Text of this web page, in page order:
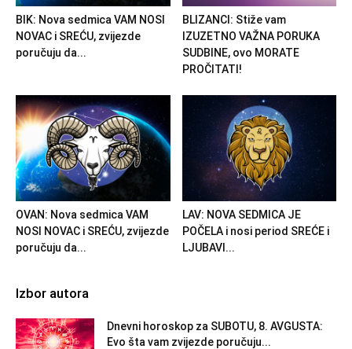
BIK: Nova sedmica VAM NOSI
NOVAC i SREĆU, zvijezde
poručuju da...
BLIZANCI: Stiže vam
IZUZETNO VAŽNA PORUKA
SUDBINE, ovo MORATE
PROČITATI!
OVAN: Nova sedmica VAM
NOSI NOVAC i SREĆU, zvijezde
poručuju da...
LAV: NOVA SEDMICA JE
POČELA i nosi period SREĆE i
LJUBAVI...
Izbor autora
Dnevni horoskop za SUBOTU, 8. AVGUSTA:
Evo šta vam zvijezde poručuju...